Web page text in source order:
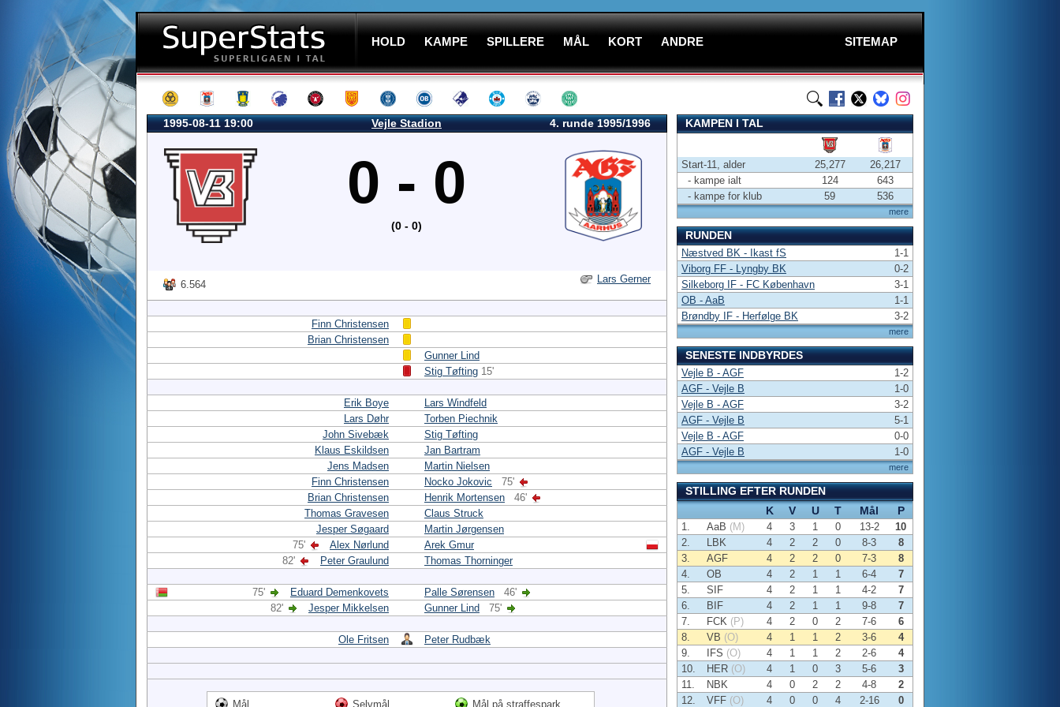
HOLD KAMPE SPILLERE MÅL KORT ANDRE SITEMAP
1995-08-11 19:00 Vejle Stadion 4. runde 1995/1996
0 - 0
(0 - 0)
6.564 Lars Gerner
Finn Christensen
Brian Christensen
Gunner Lind
Stig Tøfting 15'
Erik Boye
Lars Windfeld
Lars Døhr
Torben Piechnik
John Sivebæk
Stig Tøfting
Klaus Eskildsen
Jan Bartram
Jens Madsen
Martin Nielsen
Finn Christensen
Nocko Jokovic
75'
Brian Christensen
Henrik Mortensen
46'
Thomas Gravesen
Claus Struck
Jesper Søgaard
Martin Jørgensen
75'
Alex Nørlund
Arek Gmur
82'
Peter Graulund Thomas Thorninger
75' Eduard Demenkovets Palle Sørensen
46'
82'
Jesper Mikkelsen Gunner Lind 75'
Ole Fritsen Peter Rudbæk
Mål Selvmål Mål på straffespark
KAMPEN I TAL
mere
Start-11, alder 25,277
26,217
- kampe ialt
124
643
- kampe for klub
59 536
RUNDEN
mere
Næstved BK - Ikast fS
1-1
Viborg FF - Lyngby BK
0-2
Silkeborg IF - FC København
3-1
OB - AaB
1-1
Brøndby IF - Herfølge BK
3-2
SENESTE INDBYRDES
mere
Vejle B - AGF
1-2
AGF - Vejle B
1-0
Vejle B - AGF
3-2
AGF - Vejle B
5-1
Vejle B - AGF
0-0
AGF - Vejle B
1-0
STILLING EFTER RUNDEN
K
V U T Mål P
1. AaB (M) 4 3 1 0 13-2
10
2.
LBK 4 2 2 0 8-3
8
3.
AGF 4 2 2 0 7-3
8
4.
OB 4 2 1 1 6-4
7
5.
SIF 4 2 1 1 4-2
7
6.
BIF 4 2 1 1 9-8
7
7.
FCK (P) 4 2 0 2 7-6
6
8.
VB (O) 4 1 1 2 3-6
4
9.
IFS (O) 4 1 1 2 2-6
4
10.
HER (O) 4 1 0 3 5-6
3
11.
NBK 4 0 2 2 4-8
2
12.
VFF (O) 4 0 0 4 2-16 0